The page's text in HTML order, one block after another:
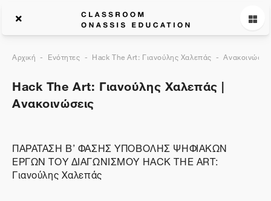
Αρχική Ενότητες Hack The Art: Γιανούλης Χαλεπάς
Hack The Art: Γιανούλης Χαλεπάς |
Ανακοινώσεις
ΠΑΡΑΤΑΣΗ B’ ΦΑΣΗΣ ΥΠΟΒΟΛΗΣ ΨΗΦΙΑΚΩΝ
ΕΡΓΩΝ ΤΟΥ ΔΙΑΓΩΝΙΣΜΟΥ HACK THE ART:
Γιανούλης Χαλεπάς